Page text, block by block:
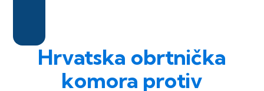
Hrvatska obrtnička
komora protiv